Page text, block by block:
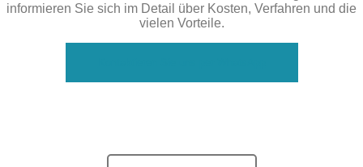
informieren Sie sich im Detail über Kosten, Verfahren und die
vielen Vorteile.